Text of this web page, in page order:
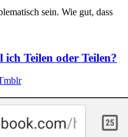
sein. Wie gut, dass
Teilen oder Teilen?